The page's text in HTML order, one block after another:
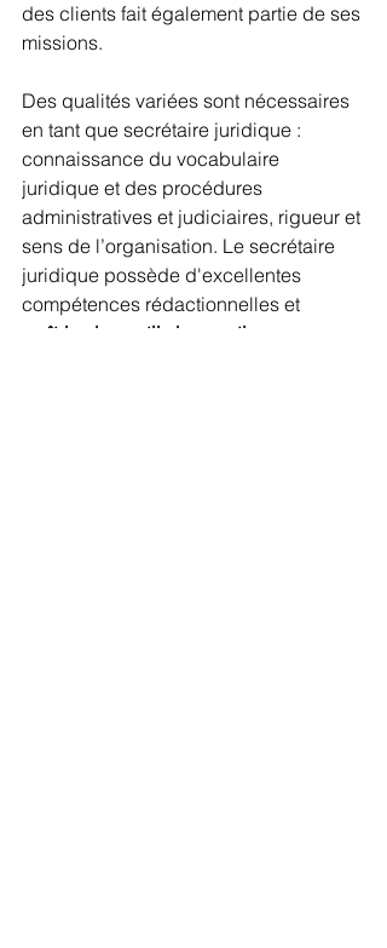
des clients fait également partie de ses
missions.
Des qualités variées sont nécessaires
en tant que secrétaire juridique :
connaissance du vocabulaire
juridique et des procédures
administratives et judiciaires, rigueur et
sens de l’organisation. Le secrétaire
juridique possède d'excellentes
compétences rédactionnelles et
maîtrise les outils bureautiques